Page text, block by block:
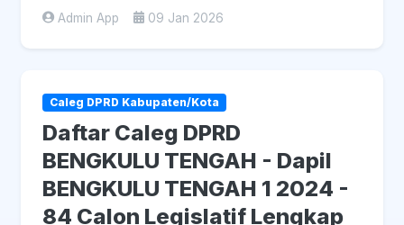
Admin App 09 Jan 2026
Caleg DPRD Kabupaten/Kota
Daftar Caleg DPRD
BENGKULU TENGAH - Dapil
BENGKULU TENGAH 1 2024 -
84 Calon Legislatif Lengkap